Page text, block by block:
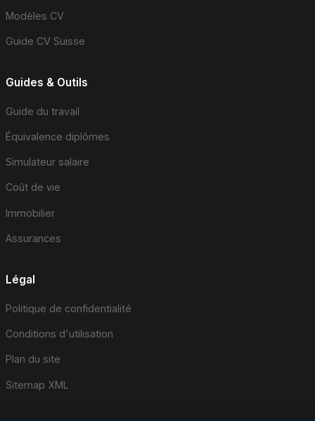
Modèles CV
Guide CV Suisse
Guides & Outils
Guide du travail
Équivalence diplômes
Simulateur salaire
Coût de vie
Immobilier
Assurances
Légal
Politique de confidentialité
Conditions d'utilisation
Plan du site
Sitemap XML